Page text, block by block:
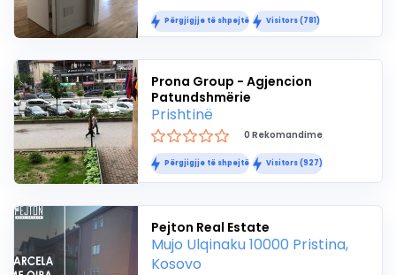
Përgjigjje të shpejtë Visitors (781)
Prona Group - Agjencion
Patundshmërie
Prishtinë
0 Rekomandime
Përgjigjje të shpejtë Visitors (927)
Pejton Real Estate
Mujo Ulqinaku 10000 Pristina,
Kosovo